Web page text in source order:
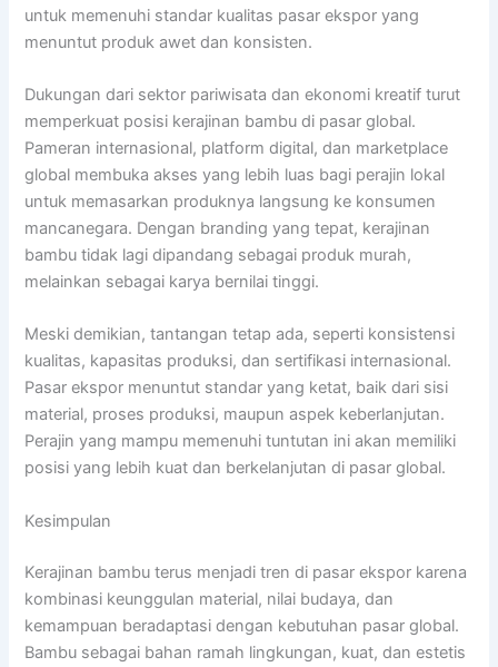
untuk memenuhi standar kualitas pasar ekspor yang
menuntut produk awet dan konsisten.
Dukungan dari sektor pariwisata dan ekonomi kreatif turut
memperkuat posisi kerajinan bambu di pasar global.
Pameran internasional, platform digital, dan marketplace
global membuka akses yang lebih luas bagi perajin lokal
untuk memasarkan produknya langsung ke konsumen
mancanegara. Dengan branding yang tepat, kerajinan
bambu tidak lagi dipandang sebagai produk murah,
melainkan sebagai karya bernilai tinggi.
Meski demikian, tantangan tetap ada, seperti konsistensi
kualitas, kapasitas produksi, dan sertifikasi internasional.
Pasar ekspor menuntut standar yang ketat, baik dari sisi
material, proses produksi, maupun aspek keberlanjutan.
Perajin yang mampu memenuhi tuntutan ini akan memiliki
posisi yang lebih kuat dan berkelanjutan di pasar global.
Kesimpulan
Kerajinan bambu terus menjadi tren di pasar ekspor karena
kombinasi keunggulan material, nilai budaya, dan
kemampuan beradaptasi dengan kebutuhan pasar global.
Bambu sebagai bahan ramah lingkungan, kuat, dan estetis